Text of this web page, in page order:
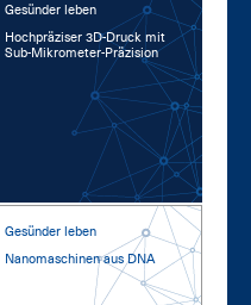
Gesünder leben
Hoch­prä­zi­ser 3D-Druck mit
Sub-Mi­kro­me­ter-Prä­zi­si­on
Gesünder leben
Na­no­ma­schi­nen aus DNA